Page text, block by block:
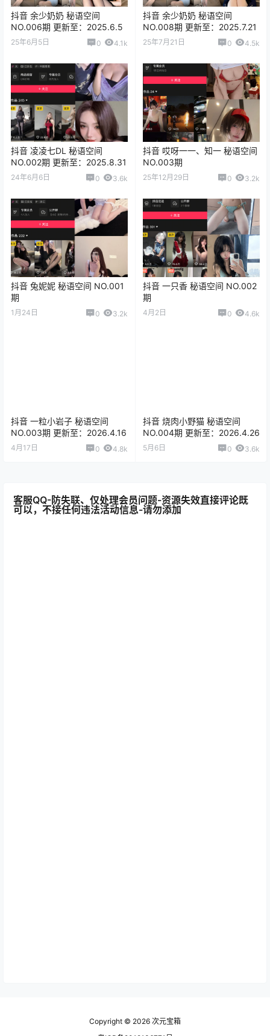
抖音 余少奶奶 秘语空间
NO.006期 更新至：2025.6.5
25年6月5日 0 4.1k
抖音 余少奶奶 秘语空间
NO.008期 更新至：2025.7.21
25年7月21日 0 4.5k
抖音 凌凌七DL 秘语空间
NO.002期 更新至：2025.8.31
24年6月6日 0 3.6k
抖音 哎呀一一、知一 秘语空间
NO.003期
25年12月29日 0 3.2k
抖音 兔妮妮 秘语空间 NO.001
期
1月24日 0 3.2k
抖音 一只香 秘语空间 NO.002
期
4月2日 0 4.6k
抖音 一粒小岩子 秘语空间
NO.003期 更新至：2026.4.16
4月17日 0 4.8k
抖音 烧肉小野猫 秘语空间
NO.004期 更新至：2026.4.26
5月6日 0 3.6k
客服QQ-防失联、仅处理会员问题-资源失效直接评论既
可以，不接任何违法活动信息-请勿添加
Copyright © 2026 次元宝箱